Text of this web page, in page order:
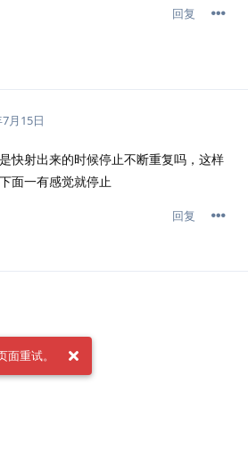
回复
月15日
快射出来的时候停止不断重复吗，这样
面一有感觉就停止
回复
重试。